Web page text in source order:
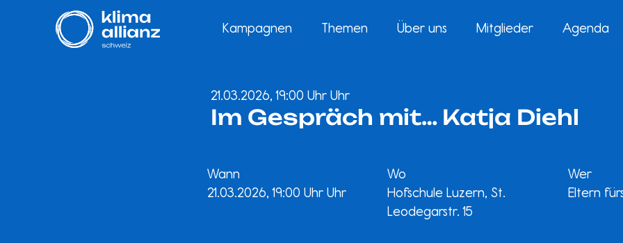
Kampagnen Themen Über uns Mitglieder Agenda
21.03.2026, 19:00 Uhr Uhr
Im Gespräch mit… Katja Diehl
Wann
21.03.2026, 19:00 Uhr Uhr
Wo
Hofschule Luzern, St.
Leodegarstr. 15
Wer
Eltern